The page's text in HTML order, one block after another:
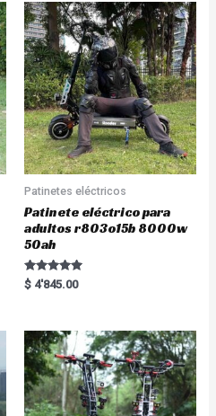
Patinetes eléctricos
Patinete eléctrico para
adultos r803o15b 8000w
50ah
Rated
5.00
$ 4'845.00